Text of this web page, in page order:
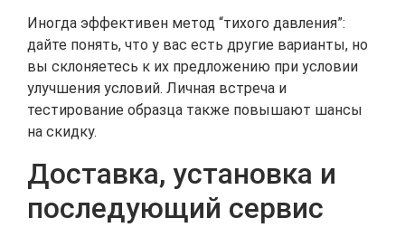
Иногда эффективен метод “тихого давления”:
дайте понять, что у вас есть другие варианты, но
вы склоняетесь к их предложению при условии
улучшения условий. Личная встреча и
тестирование образца также повышают шансы
на скидку.
Доставка, установка и
последующий сервис